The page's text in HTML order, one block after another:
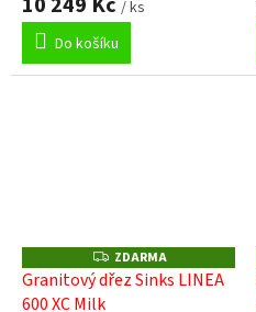
/ ks
Do košíku
Z
D
A
ZDARMA
Granitový dřez Sinks LINEA
600 XC Milk